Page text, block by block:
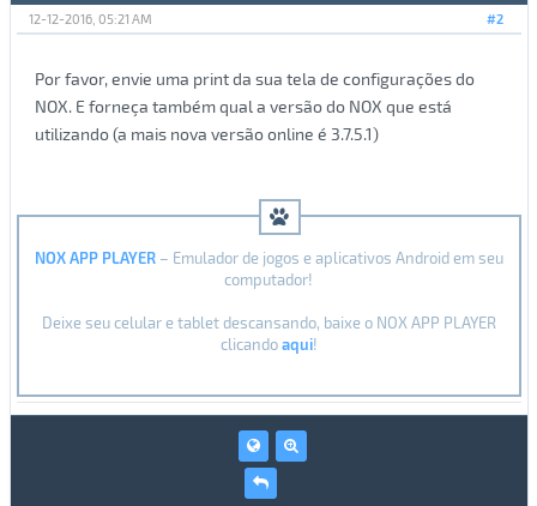
#2
12-12-2016, 05:21 AM
Por favor, envie uma print da sua tela de configurações do
NOX. E forneça também qual a versão do NOX que está
utilizando (a mais nova versão online é 3.7.5.1)
NOX APP PLAYER– Emulador de jogos e aplicativos Android em seu
computador!
Deixe seu celular e tablet descansando, baixe o NOX APP PLAYER
clicandoaqui!